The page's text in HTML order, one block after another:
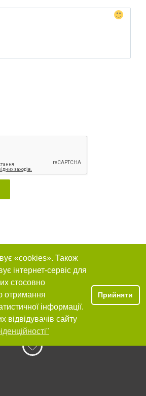
«cookies». Також
інтернет-сервіс для
стосовно
отримання
інформації.
відвідувачів сайту
Прийняти